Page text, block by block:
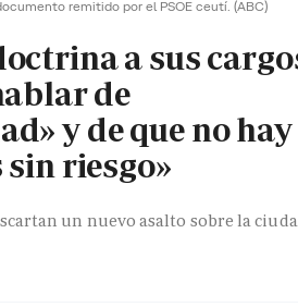
remitido por el PSOE ceutí. (ABC)
a sus
de
y de que no hay
riesgo»
un nuevo asalto sobre la